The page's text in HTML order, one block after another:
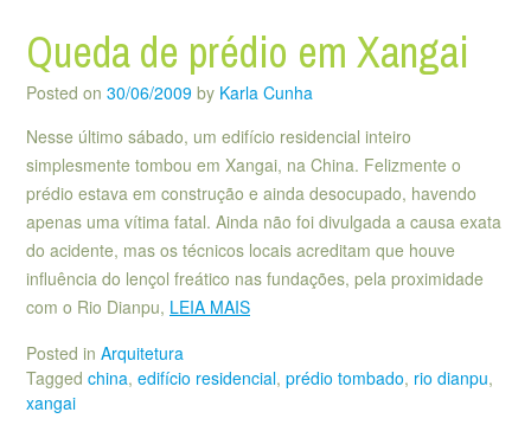
Queda de prédio em Xangai
Posted on 30/06/2009 by Karla Cunha
Nesse último sábado, um edifício residencial inteiro
simplesmente tombou em Xangai, na China. Felizmente o
prédio estava em construção e ainda desocupado, havendo
apenas uma vítima fatal. Ainda não foi divulgada a causa exata
do acidente, mas os técnicos locais acreditam que houve
influência do lençol freático nas fundações, pela proximidade
com o Rio Dianpu, LEIA MAIS
Posted in Arquitetura
Tagged china, edifício residencial, prédio tombado, rio dianpu,
xangai